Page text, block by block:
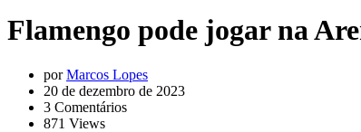
Flamengo pode jogar na
porMarcos Lopes
20 de dezembro de 2023
3 Comentários
871 Views